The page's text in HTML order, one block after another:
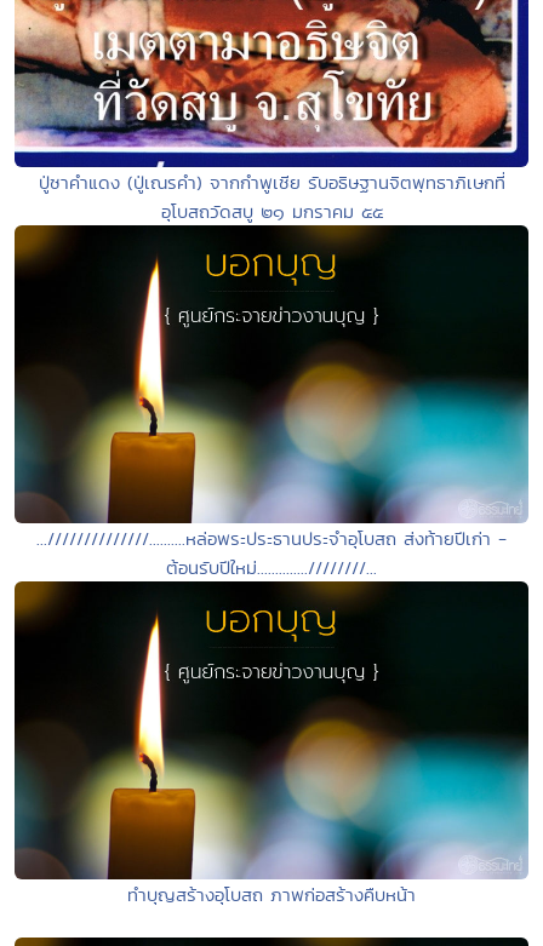
ปู่ซาคำแดง (ปู่เณรคำ) จากกำพูเชีย รับอธิษฐานจิตพุทธาภิเษกที่
อุโบสถวัดสบู ๒๑ มกราคม ๕๕
...//////////////..........หล่อพระประธานประจำอุโบสถ ส่งท้ายปีเก่า -
ต้อนรับปีใหม่..............////////...
ทำบุญสร้างอุโบสถ ภาพก่อสร้างคืบหน้า